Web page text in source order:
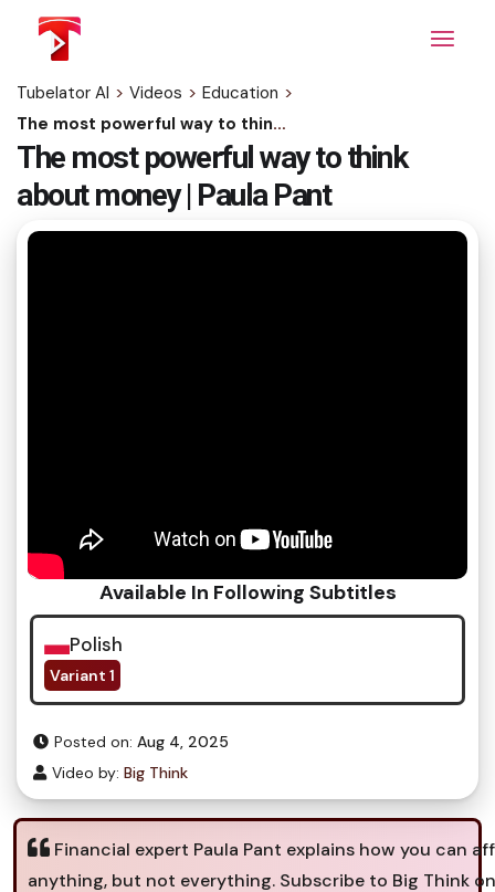
content
Tubelator AI > Videos > Education >
The most powerful way to think about money | Paula Pant
The most powerful way to think
about money | Paula Pant
Available In Following Subtitles
Polish
Variant 1
Posted on: Aug 4, 2025
Video by: Big Think
Financial expert Paula Pant explains how you can
anything, but not everything. Subscribe to Big Think on